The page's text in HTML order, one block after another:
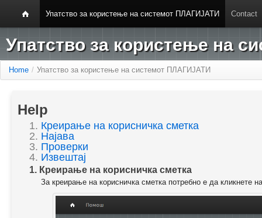
Упатство за користење на системот ПЛАГИЈАТИ Contact
Упатство за користење на
Home / Упатство за користење на системот ПЛАГИЈАТИ
Help
1. Креирање на корисничка сметка
2. Најава
3. Проверки
4. Извештај
1. Креирање на корисничка сметка
За креирање на корисничка сметка потребно е да кликнете